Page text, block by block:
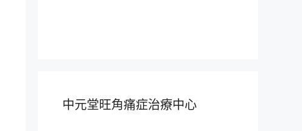
中元堂旺角痛症治療中心